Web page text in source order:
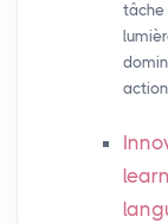
tâche